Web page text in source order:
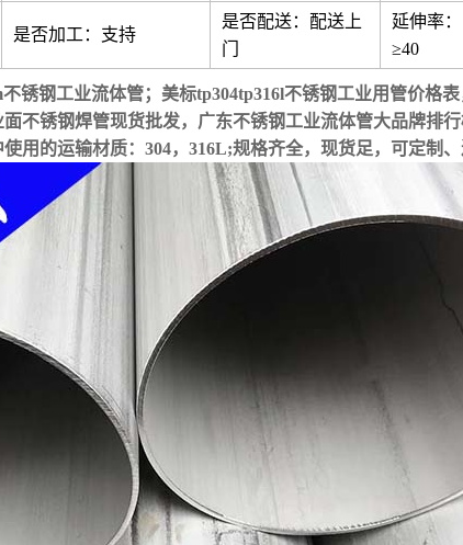
是否加工：支持
是否配送：配送上
门
延伸率：
≥40
锈钢工业流体管；美标tp304tp316l不锈钢工业用管价格
不锈钢焊管现货批发，广东不锈钢工业流体管大品牌排行
用的运输材质：304，316L;规格齐全，现货足，可定制、